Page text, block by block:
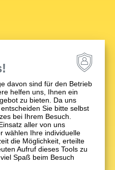
(FBE)
davon sind für den Betrieb
helfen uns, Ihnen ein
zu bieten. Da uns
Sie bitte selbst
bei Ihrem Besuch.
aller von uns
wählen Ihre individuelle
die Möglichkeit, erteilte
Aufruf dieses Tools zu
Spaß beim Besuch